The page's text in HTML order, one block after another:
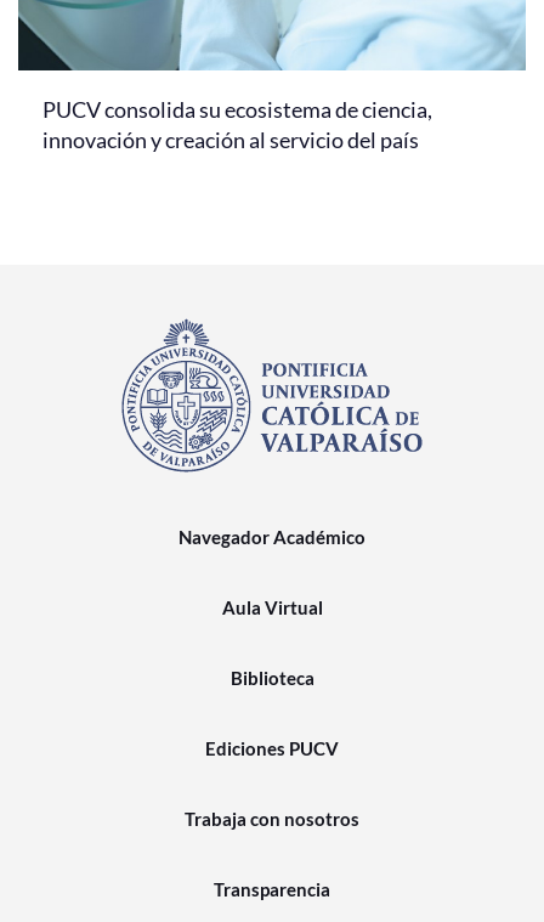
PUCV consolida su ecosistema de ciencia,
innovación y creación al servicio del país
Navegador Académico
Aula Virtual
Biblioteca
Ediciones PUCV
Trabaja con nosotros
Transparencia